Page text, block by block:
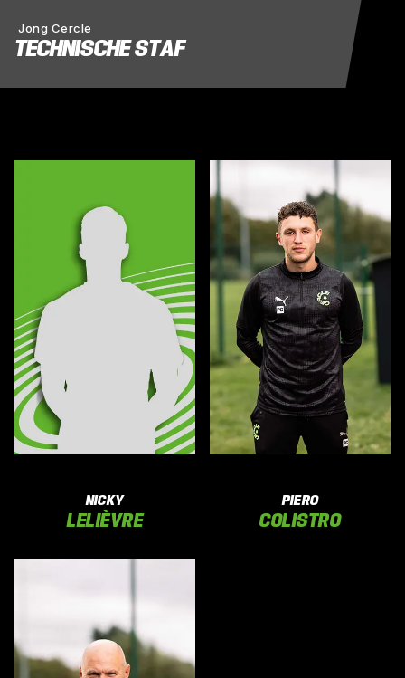
Jong Cercle
TECHNISCHE STAF
NICKY
LELIÈVRE
PIERO
COLISTRO